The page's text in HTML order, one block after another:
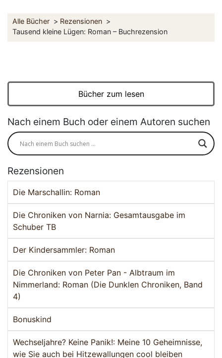
Alle Bücher
Rezensionen
Tausend kleine Lügen: Roman – Buchrezension
Bücher zum lesen
Nach einem Buch oder einem Autoren suchen
Rezensionen
Die Marschallin: Roman
Die Chroniken von Narnia: Gesamtausgabe im
Schuber TB
Der Kindersammler: Roman
Die Chroniken von Peter Pan - Albtraum im
Nimmerland: Roman (Die Dunklen Chroniken, Band
4)
Bonuskind
Wechseljahre? Keine Panik!: Meine 10 Geheimnisse,
wie Sie auch bei Hitzewallungen cool bleiben